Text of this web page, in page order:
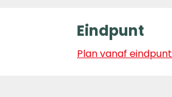
Eindpunt
Plan vanaf eindpunt